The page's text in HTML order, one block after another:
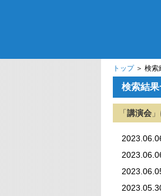
トップ＞ 検索
検索結
「 講演会